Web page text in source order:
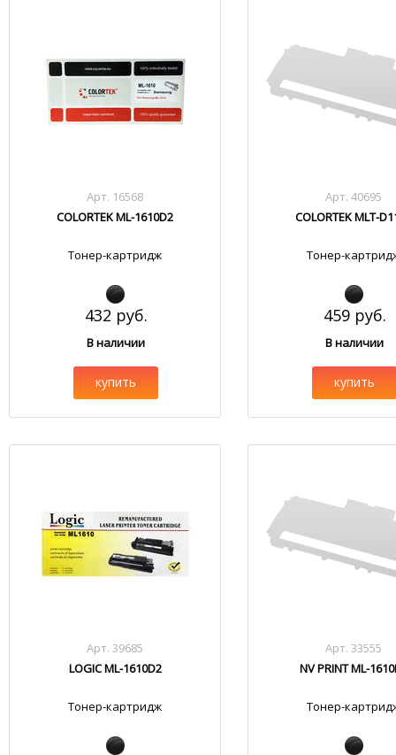
Арт. 16568
COLORTEK ML-1610D2
Тонер-картридж
432 руб.
В наличии
купить
Арт. 40695
COLORTEK MLT-
Тонер-
459 руб.
В наличии
купить
Арт. 39685
LOGIC ML-1610D2
Тонер-картридж
Арт. 33555
NV PRINT ML-
Тонер-